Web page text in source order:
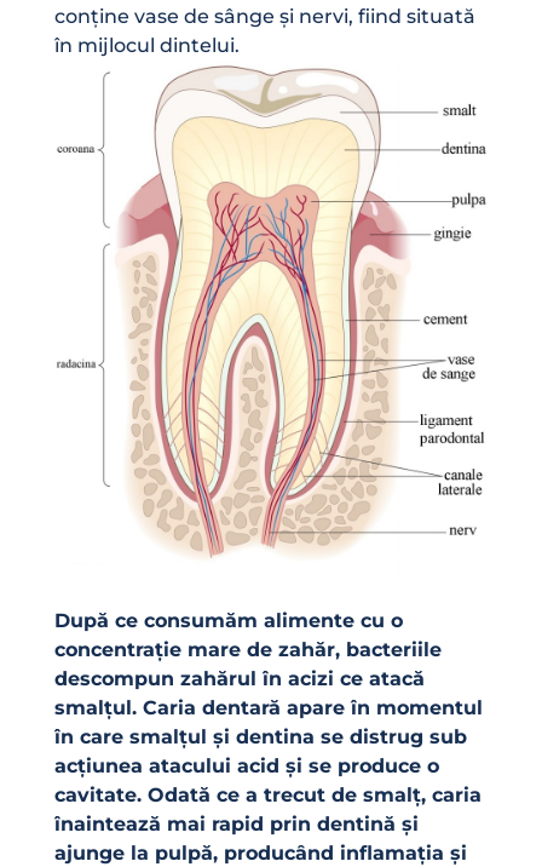
conține vase de sânge și nervi, fiind situată
în mijlocul dintelui.
După ce consumăm alimente cu o
concentrație mare de zahăr, bacteriile
descompun zahărul în acizi ce atacă
smalțul. Caria dentară apare în momentul
în care smalțul și dentina se distrug sub
acțiunea atacului acid și se produce o
cavitate. Odată ce a trecut de smalț, caria
înaintează mai rapid prin dentină și
ajunge la pulpă, producând inflamația și